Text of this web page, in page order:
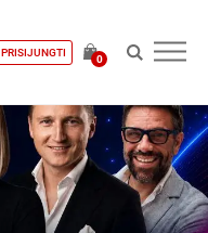
PRISIJUNGTI
0